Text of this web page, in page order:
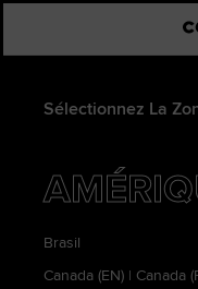
Sélectionnez La
Brasil
Canada (EN) | Canada